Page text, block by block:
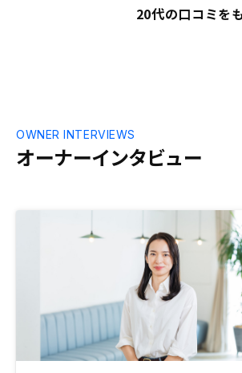
20代の口コミを
オーナーインタビュー
OWNER INTERVIEWS